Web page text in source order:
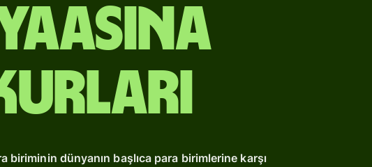
biriminin dünyanın başlıca para birimlerine karşı